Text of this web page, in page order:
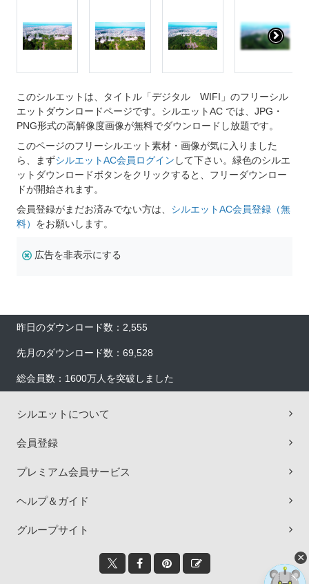
このシルエットは、タイトル「デジタル WIFI」のフリーシル
エットダウンロードページです。シルエットAC では、JPG・
PNG形式の高解像度画像が無料でダウンロードし放題です。
このページのフリーシルエット素材・画像が気に入りました
ら、まずシルエットAC会員ログイン して下さい。緑色のシルエ
ットダウンロードボタンをクリックすると、フリーダウンロー
ドが開始されます。
会員登録がまだお済みでない方は、 シルエットAC会員登録（無
料） をお願いします。
広告を非表示にする
昨日のダウンロード数：2,555
先月のダウンロード数：69,528
総会員数：1600万人を突破しました
シルエットについて
会員登録
プレミアム会員サービス
ヘルプ＆ガイド
グループサイト
×